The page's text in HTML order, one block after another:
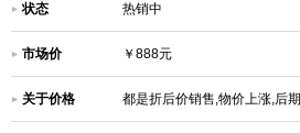
状态 热销中
市场价 ￥888元
关于价格 都是折后价销售,物价上涨,后